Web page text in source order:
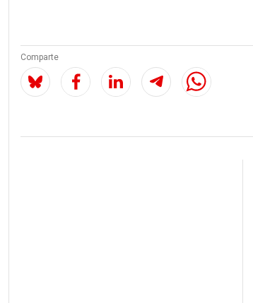
Comparte